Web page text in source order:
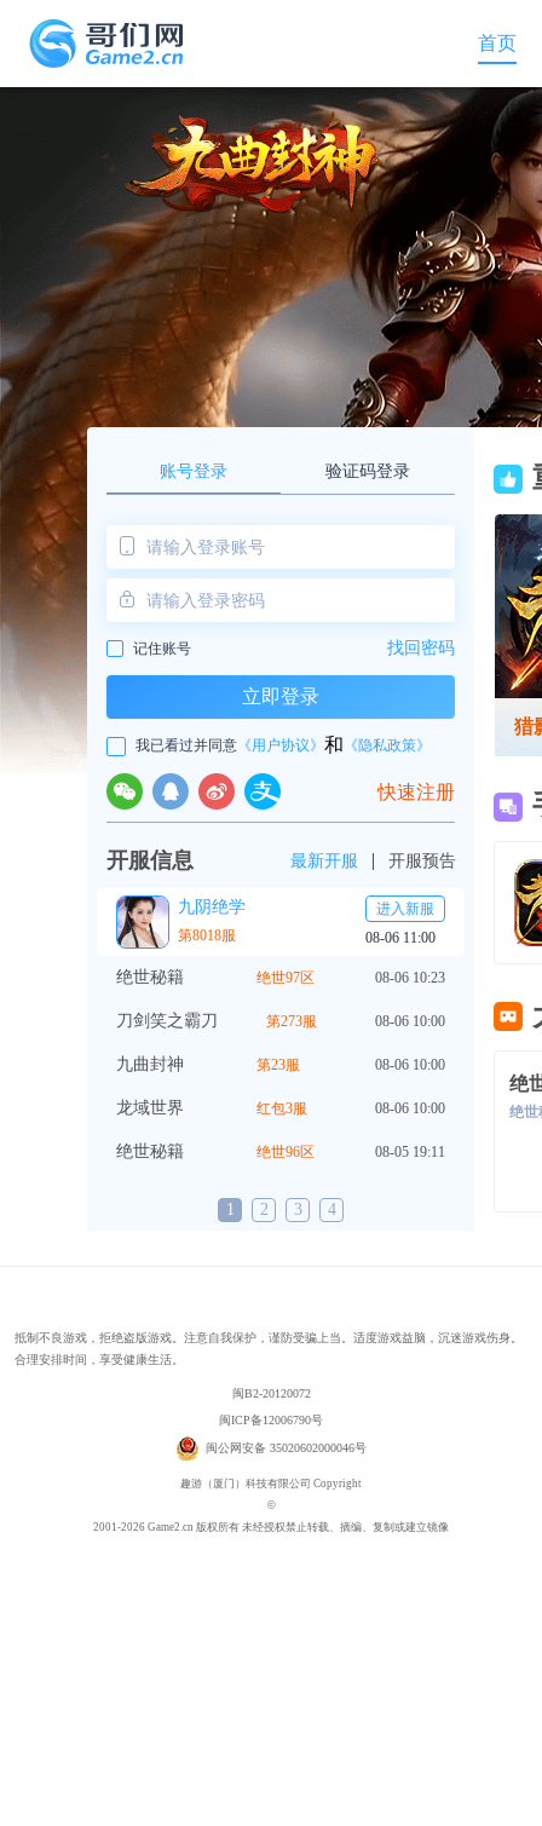
首页
账号登录 验证码登录
记住账号 找回密码
立即登录
我已看过并同意 《用户协议》 和 《隐私政策》
快速注册
开服信息 最新开服 开服预告
九阴绝学
第8018服
进入新服
08-06 11:00
绝世秘籍 绝世97区 08-06 10:23
刀剑笑之霸刀 第273服 08-06 10:00
九曲封神 第23服 08-06 10:00
龙域世界 红包3服 08-06 10:00
绝世秘籍 绝世96区 08-05 19:11
1 2 3 4
猎
绝
绝世
抵制不良游戏，拒绝盗版游戏。注意自我保护，谨防受骗上当。适度游戏益脑，沉迷游戏伤身。
合理安排时间，享受健康生活。
闽B2-20120072
闽ICP备12006790号
闽公网安备 35020602000046号
趣游（厦门）科技有限公司 Copyright
©
2001-2026 Game2.cn 版权所有 未经授权禁止转载、摘编、复制或建立镜像